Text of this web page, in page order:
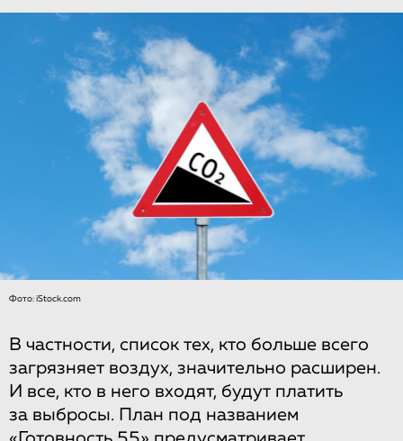
Фото: iStock.com
В частности, список тех, кто больше всего
загрязняет воздух, значительно расширен.
И все, кто в него входят, будут платить
за выбросы. План под названием